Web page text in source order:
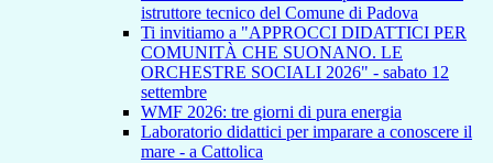
istruttore tecnico del Comune di Padova
Ti invitiamo a "APPROCCI DIDATTICI PER
COMUNITÀ CHE SUONANO. LE
ORCHESTRE SOCIALI 2026" - sabato 12
settembre
WMF 2026: tre giorni di pura energia
Laboratorio didattici per imparare a conoscere il
mare - a Cattolica